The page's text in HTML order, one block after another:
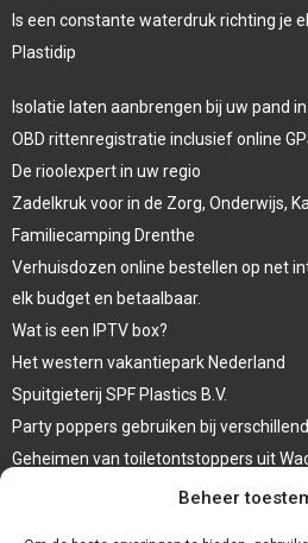
Beheer
Is een constante waterdruk richting je
Plastidip
Isolatie laten aanbrengen bij uw pand
OBD rittenregistratie inclusief online
De rioolexpert in uw regio
Zadelkruk voor in de Zorg, Onderwijs,
Familiecamping Drenthe
Verhuisdozen online bestellen op net
elk budget en betaalbaar.
Wat is een IPTV box?
Het western vakantiepark Nederland
Spuitgieterij SPF Plastics B.V.
Party poppers gebruiken bij
Geheimen van toiletontstoppers uit
Vormen van terrasaankleding